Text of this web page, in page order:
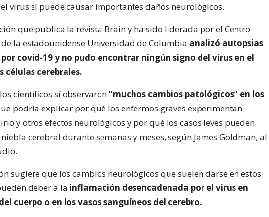
virus sí puede causar importantes daños neurológicos.
que publica la revista Brain y ha sido liderada por el Centro
la estadounidense Universidad de Columbia analizó autopsias
covid-19 y no pudo encontrar ningún signo del virus en el
células cerebrales.
científicos sí observaron“muchos cambios patológicos” en los
podría explicar por qué los enfermos graves experimentan
y otros efectos neurológicos y por qué los casos leves pueden
cerebral durante semanas y meses, según James Goldman, al
sugiere que los cambios neurológicos que suelen darse en estos
deber a la inflamación desencadenada por el virus en
cuerpo o en los vasos sanguíneos del cerebro.